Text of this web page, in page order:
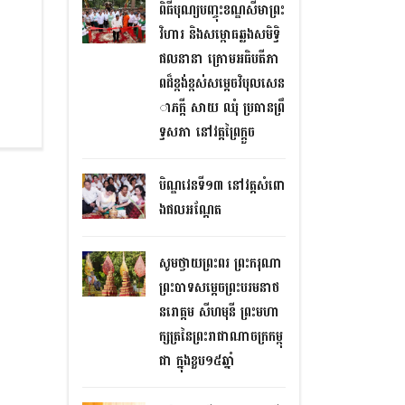
ពិធីបុណ្យបញ្ចុះខណ្ឌសីមាព្រះ
វិហារ និងសម្ពោធឆ្លងសមិទ្ធិ​
ផលនានា ក្រោមអធិបតីភា
ពដ៏ខ្ពង់ខ្ពស់សម្តេចវិបុលសេន
ាភក្តី សាយ ឈុំ ប្រធានព្រឹ
ទ្ធសភា នៅវត្តព្រៃក្តួច
បិណ្ឌវេនទី១៣ នៅវត្តសំពោ
ងផលអណ្តែត
សូមថ្វាយព្រះពរ ព្រះករុណា
ព្រះបាទសម្តេចព្រះបរមនាថ
នរោត្តម សីហមុនី ព្រះមហា
ក្សត្រនៃព្រះរាជាណាចក្រកម្ពុ
ជា ក្នុងខួប១៥ឆ្នាំ